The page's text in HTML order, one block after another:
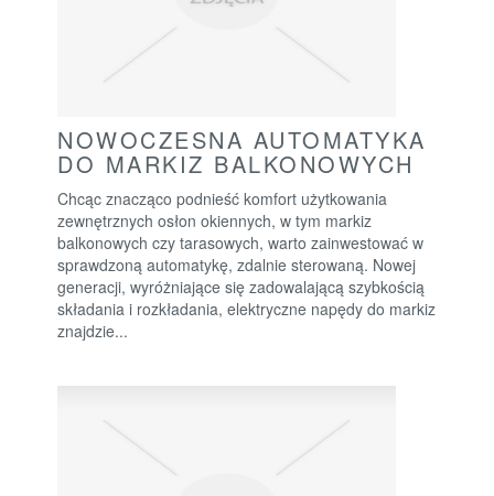
NOWOCZESNA AUTOMATYKA
DO MARKIZ BALKONOWYCH
Chcąc znacząco podnieść komfort użytkowania
zewnętrznych osłon okiennych, w tym markiz
balkonowych czy tarasowych, warto zainwestować w
sprawdzoną automatykę, zdalnie sterowaną. Nowej
generacji, wyróżniające się zadowalającą szybkością
składania i rozkładania, elektryczne napędy do markiz
znajdzie...